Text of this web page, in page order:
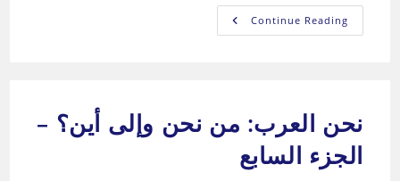
Continue Readingنحن
العرب:
الثامن
نحن العرب: من نحن وإلى أين؟ –
الجزء السابع